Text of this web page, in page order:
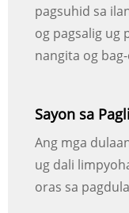
pagsuhid sa
og pagsalig ug
nangita og
Sayon sa
Ang mga
ug dali
oras sa